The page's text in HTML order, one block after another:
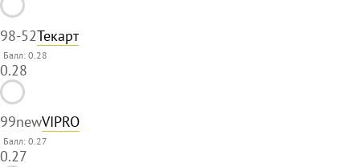
98-52Текарт
Балл: 0.28
0.28
99newVIPRO
Балл: 0.27
0.27